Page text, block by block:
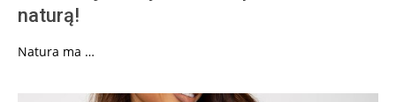
naturą!
Natura ma …